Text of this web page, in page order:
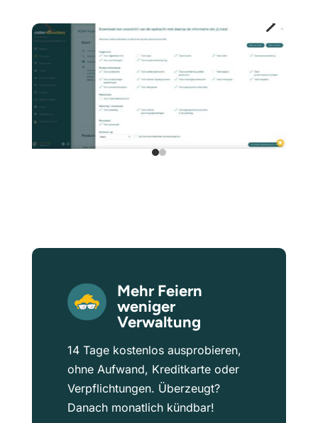
4 5
Mehr Feiern
weniger
Verwaltung
14 Tage kostenlos ausprobieren,
ohne Aufwand, Kreditkarte oder
Verpflichtungen. Überzeugt?
Danach monatlich kündbar!